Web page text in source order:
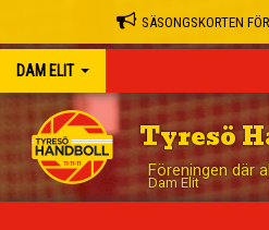
SÄSONGSKORTEN
DAM ELIT
Tyresö
Föreningen där
Dam Elit